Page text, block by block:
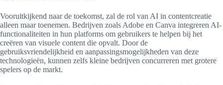
Vooruitkijkend naar de toekomst, zal de rol van AI in contentcreatie
alleen maar toenemen. Bedrijven zoals Adobe en Canva integreren AI-
functionaliteiten in hun platforms om gebruikers te helpen bij het
creëren van visuele content die opvalt. Door de
gebruiksvriendelijkheid en aanpassingsmogelijkheden van deze
technologieën, kunnen zelfs kleine bedrijven concurreren met grotere
spelers op de markt.